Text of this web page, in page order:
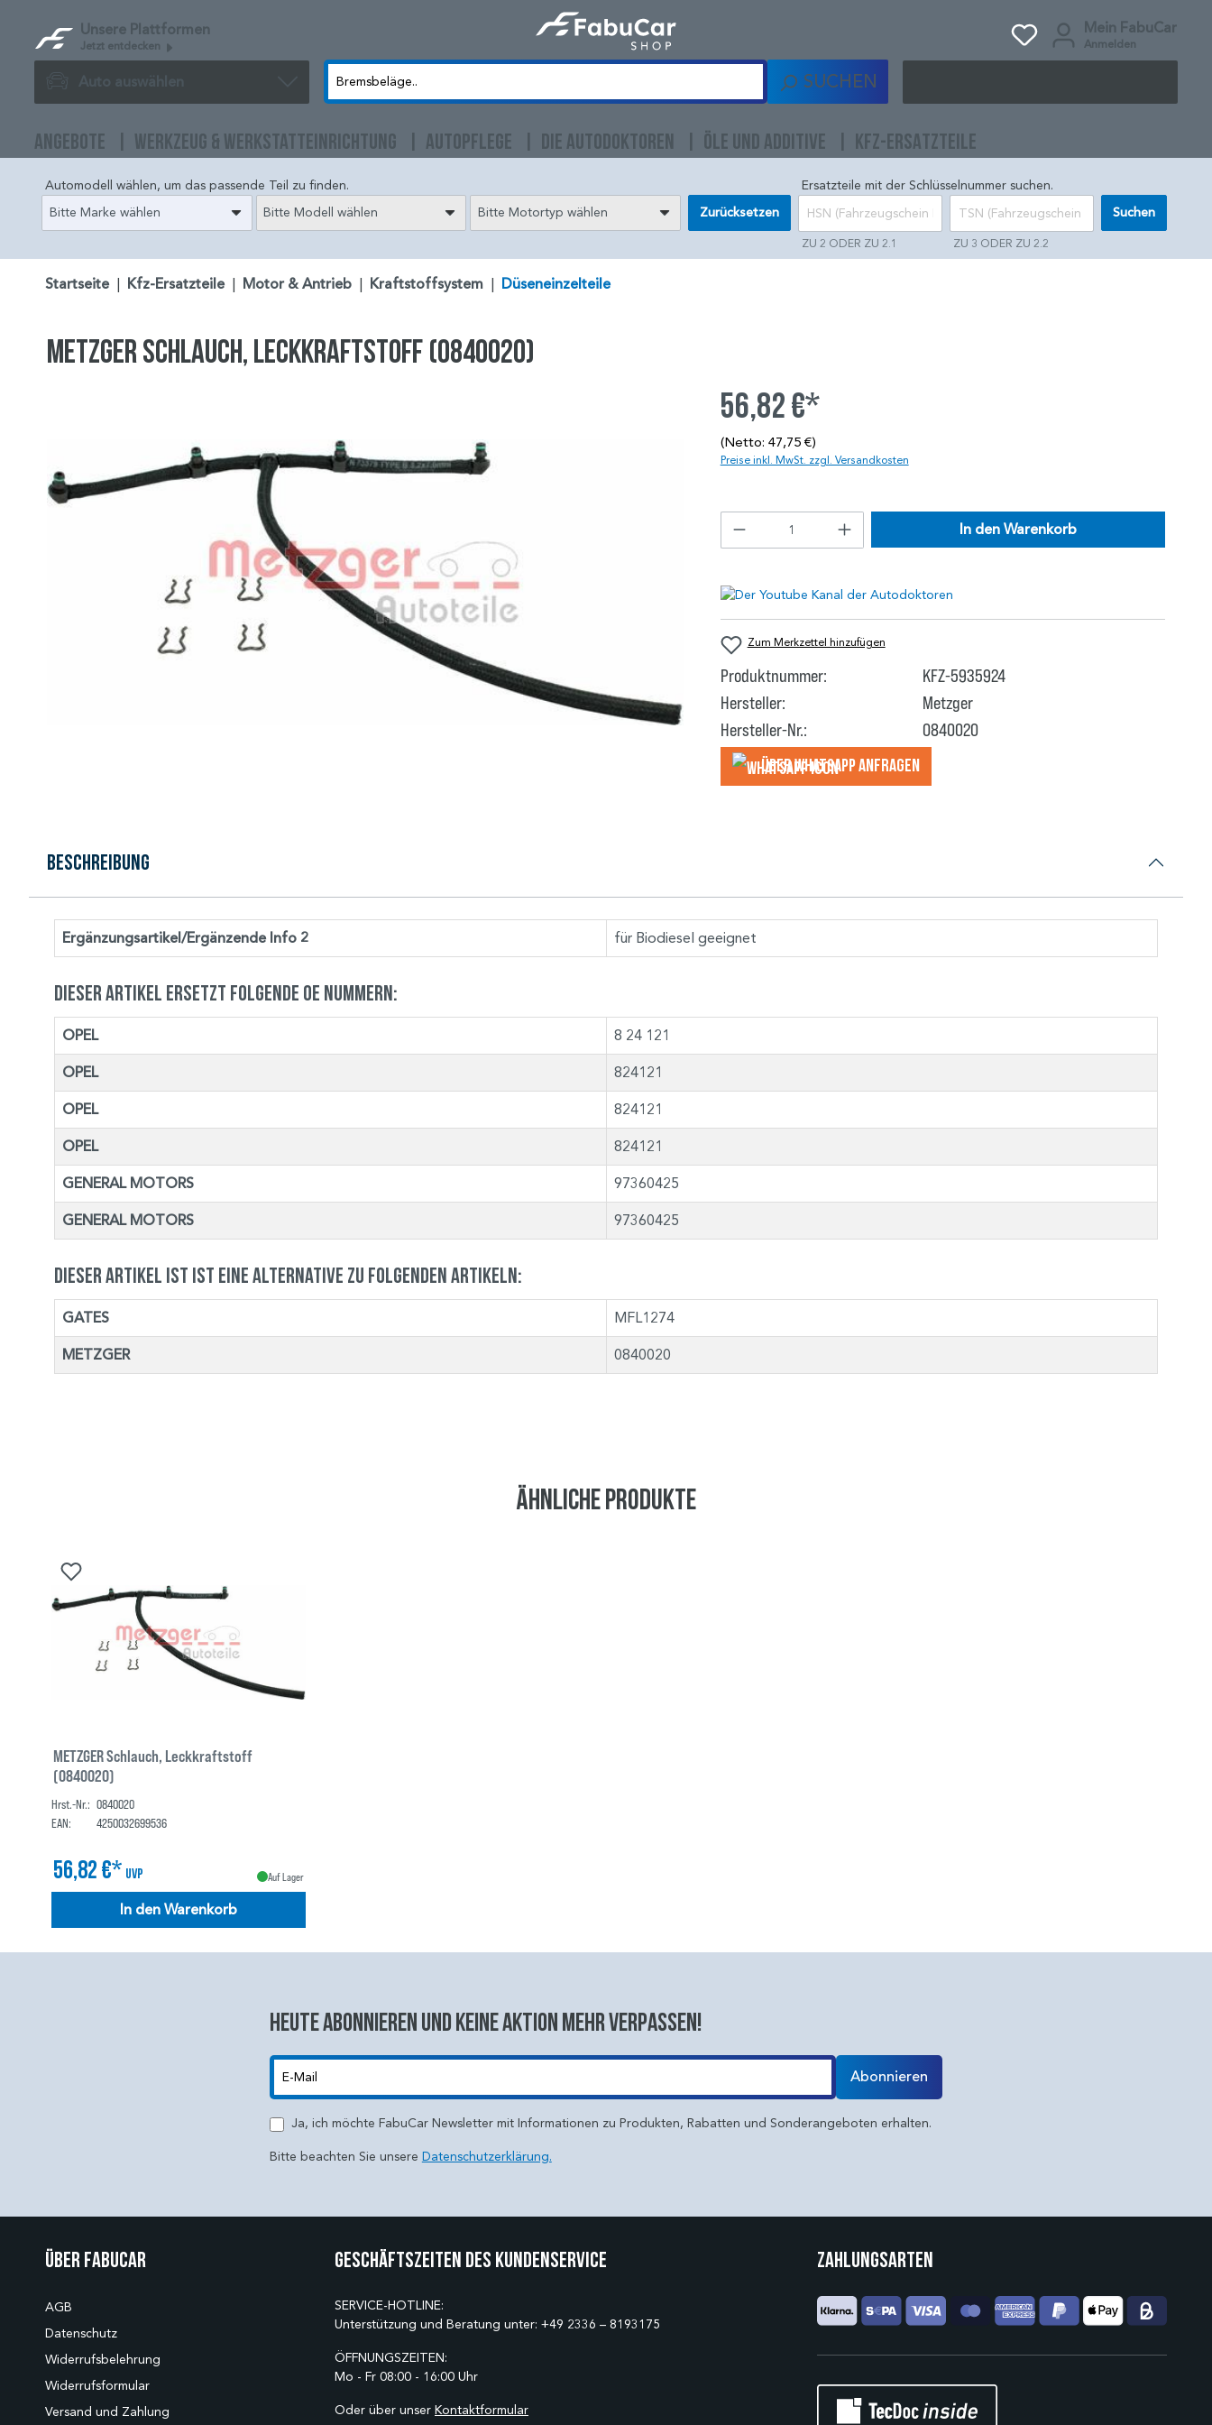
Unsere Plattformen
Jetzt entdecken
Mein FabuCar
Anmelden
Auto auswählen SUCHEN
ANGEBOTE WERKZEUG & WERKSTATTEINRICHTUNG AUTOPFLEGE DIE AUTODOKTOREN ÖLE UND ADDITIVE KFZ-ERSATZTEILE
Automodell wählen, um das passende Teil zu finden.
Bitte Marke wählen
Bitte Modell wählen Bitte Motortyp wählen Zurücksetzen
Ersatzteile mit der Schlüsselnummer suchen.
ZU 2 ODER ZU 2.1 ZU 3 ODER ZU 2.2
Suchen
Startseite Kfz-Ersatzteile Motor & Antrieb Kraftstoffsystem Düseneinzelteile
METZGER Schlauch, Leckkraftstoff (0840020)
56,82 €*
(Netto: 47,75 €)
Preise inkl. MwSt. zzgl. Versandkosten
In den Warenkorb
Zum Merkzettel hinzufügen
Produktnummer:
KFZ-5935924
Hersteller:
Metzger
Hersteller-Nr.:
0840020
Über WhatsApp anfragеn
Beschreibung
Ergänzungsartikel/Ergänzende Info 2 für Biodiesel geeignet
Dieser Artikel ersetzt folgende OE Nummern:
OPEL 8 24 121
OPEL 824121
OPEL 824121
OPEL 824121
GENERAL MOTORS 97360425
GENERAL MOTORS 97360425
Dieser Artikel ist ist eine Alternative zu folgenden Artikeln:
GATES MFL1274
METZGER 0840020
Ähnliche Produkte
METZGER Schlauch, Leckkraftstoff
(0840020)
Hrst.-Nr.: 0840020
EAN:
4250032699536
56,82 €* UVP Auf Lager
In den Warenkorb
Heute abonnieren und keine aktion mehr verpassen!
Abonnieren
Ja, ich möchte FabuCar Newsletter mit Informationen zu Produkten, Rabatten und Sonderangeboten erhalten.
Bitte beachten Sie unsere Datenschutzerklärung.
Über Fabucar
AGB
Datenschutz
Widerrufsbelehrung
Widerrufsformular
Versand und Zahlung
Geschäftszeiten des Kundenservice
SERVICE-HOTLINE:
Unterstützung und Beratung unter: +49 2336 – 8193175
ÖFFNUNGSZEITEN:
Mo - Fr 08:00 - 16:00 Uhr
Oder über unser Kontaktformular
Zahlungsarten